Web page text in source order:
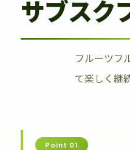
サブスク
フルーツフ
て楽しく継
Point 01